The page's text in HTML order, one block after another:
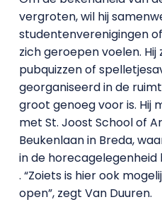
vergroten, wil hij
studentenverenigingen
zich geroepen voelen.
pubquizzen of
georganiseerd in de
groot genoeg voor is. Hij
met St. Joost School of
Beukenlaan in Breda,
in de
. “Zoiets is hier ook
open”, zegt Van Duuren.